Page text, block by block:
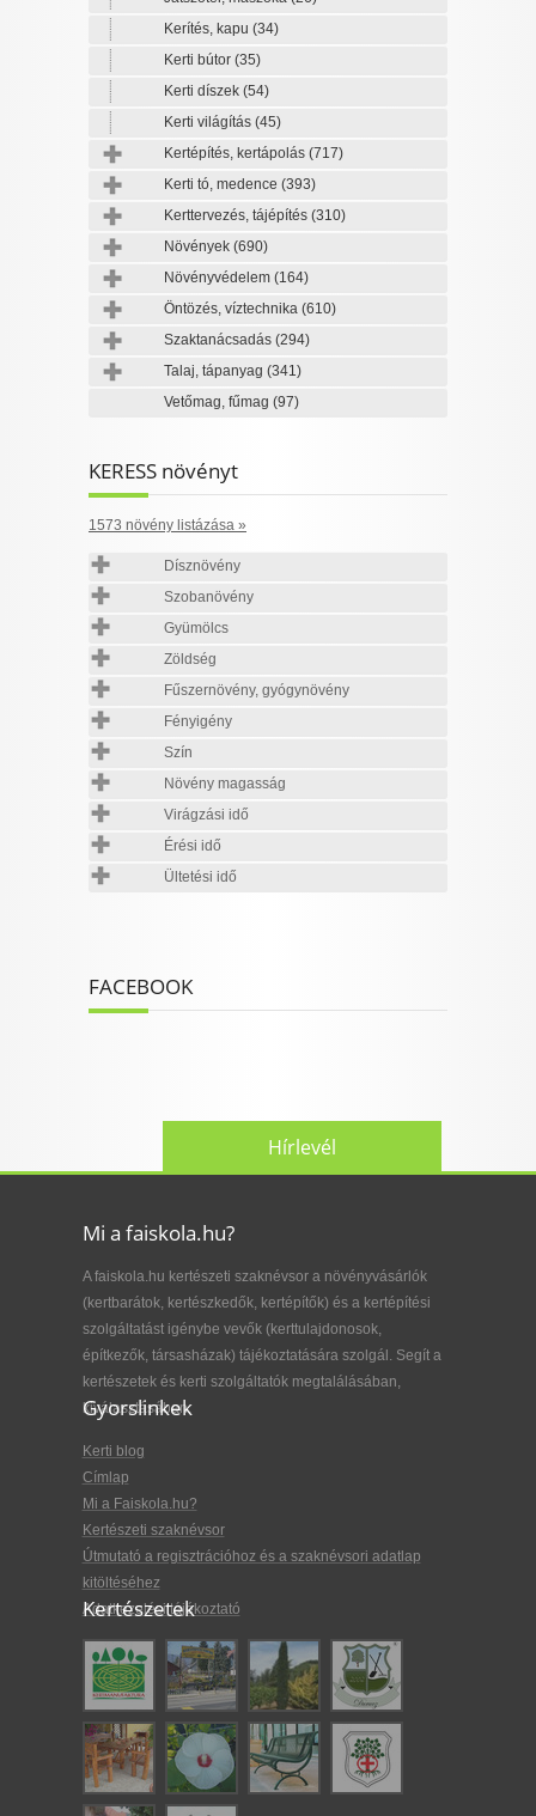
Kerítés, kapu (34)
Kerti bútor (35)
Kerti díszek (54)
Kerti világítás (45)
Kertépítés, kertápolás (717)
Kerti tó, medence (393)
Kerttervezés, tájépítés (310)
Növények (690)
Növényvédelem (164)
Öntözés, víztechnika (610)
Szaktanácsadás (294)
Talaj, tápanyag (341)
Vetőmag, fűmag (97)
KERESS növényt
1573 növény listázása »
Dísznövény
Szobanövény
Gyümölcs
Zöldség
Fűszernövény, gyógynövény
Fényigény
Szín
Növény magasság
Virágzási idő
Érési idő
Ültetési idő
FACEBOOK
Hírlevél
Mi a faiskola.hu?
A faiskola.hu kertészeti szaknévsor a növényvásárlók
(kertbarátok, kertészkedők, kertépítők) és a kertépítési
szolgáltatást igénybe vevők (kerttulajdonosok,
építkezők, társasházak) tájékoztatására szolgál. Segít a
kertészetek és kerti szolgáltatók megtalálásában,
kiválasztásában.
Gyorslinkek
Kerti blog
Címlap
Mi a Faiskola.hu?
Kertészeti szaknévsor
Útmutató a regisztrációhoz és a szaknévsori adatlap
kitöltéséhez
Adatkezelési tájékoztató
Kertészetek